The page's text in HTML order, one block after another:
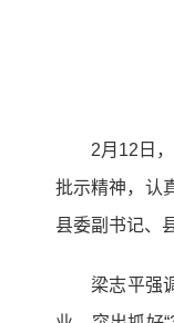
2月12日
批示精神，认
县委副书记、
梁志平强